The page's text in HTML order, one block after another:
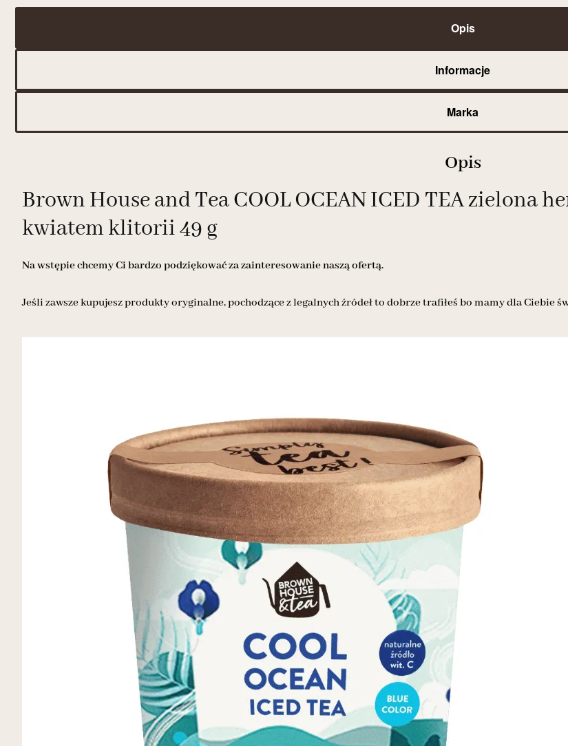
Opis
Informacje
Marka
Opis
Brown House and Tea COOL OCEAN ICED TEA zielona
kwiatem klitorii 49 g
Na wstępie chcemy Ci bardzo podziękować za zainteresowanie naszą ofertą.
Jeśli zawsze kupujesz produkty oryginalne, pochodzące z legalnych źródeł to dobrze trafiłeś bo mamy dla Ciebie